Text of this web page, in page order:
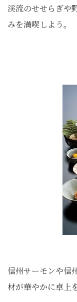
渓流のせせらぎや
みを満喫しよう。
信州サーモンや信
材が華やかに卓上